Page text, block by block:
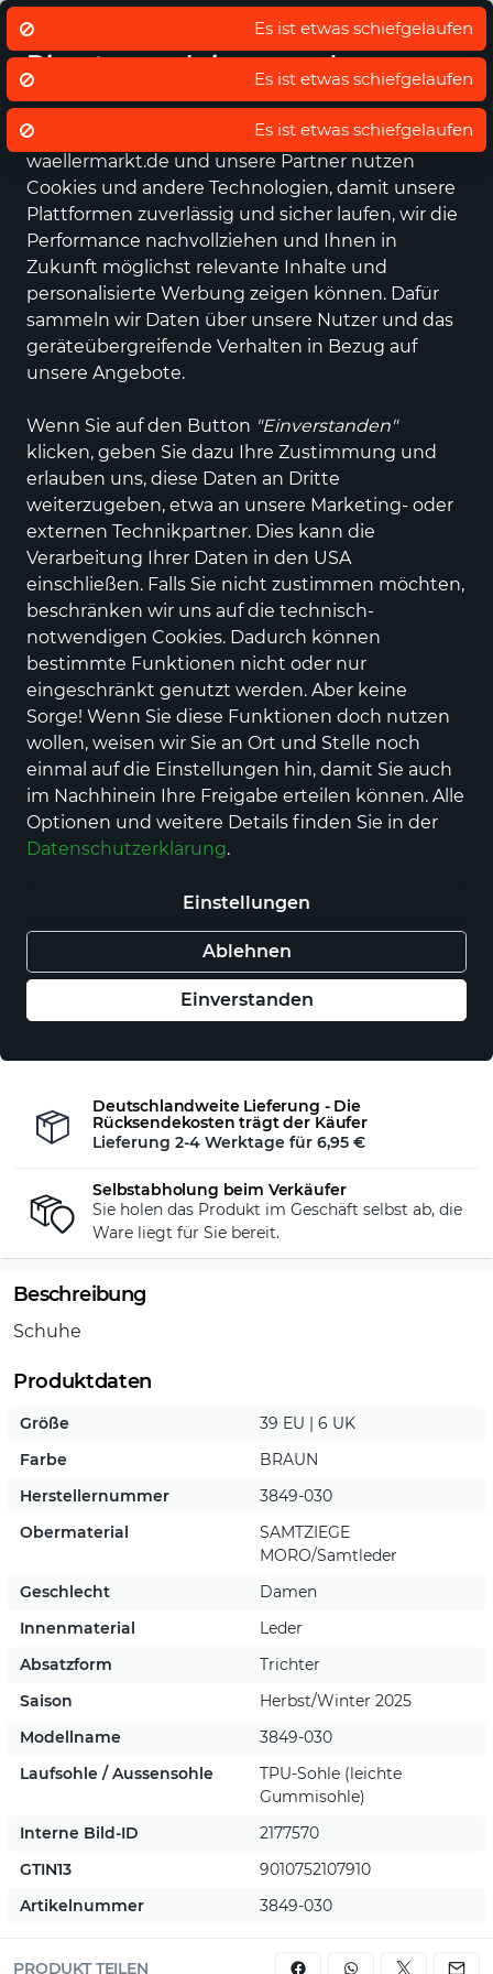
Wir nutzen Cookies um unsere
Dienste zu erbringen und zu
verbessern.
Datenschutz - Sie entscheiden!
waellermarkt.de und unsere Partner nutzen
Cookies und andere Technologien, damit unsere
Plattformen zuverlässig und sicher laufen, wir die
Performance nachvollziehen und Ihnen in
Zukunft möglichst relevante Inhalte und
personalisierte Werbung zeigen können. Dafür
sammeln wir Daten über unsere Nutzer und das
geräteübergreifende Verhalten in Bezug auf
unsere Angebote.
Wenn Sie auf den Button "Einverstanden"
klicken, geben Sie dazu Ihre Zustimmung und
erlauben uns, diese Daten an Dritte
weiterzugeben, etwa an unsere Marketing- oder
externen Technikpartner. Dies kann die
Verarbeitung Ihrer Daten in den USA
einschließen. Falls Sie nicht zustimmen möchten,
beschränken wir uns auf die technisch-
notwendigen Cookies. Dadurch können
bestimmte Funktionen nicht oder nur
eingeschränkt genutzt werden. Aber keine
Sorge! Wenn Sie diese Funktionen doch nutzen
wollen, weisen wir Sie an Ort und Stelle noch
einmal auf die Einstellungen hin, damit Sie auch
im Nachhinein Ihre Freigabe erteilen können. Alle
Optionen und weitere Details finden Sie in der
Datenschutzerklärung.
Einstellungen
Ablehnen
Einverstanden
Alle Kategorien Neuheiten Angebote Sportartikel
Paul Green
0079-3849-030
Preis
144,90 € inkl. MwSt.,zzgl. Versandkosten
Farbe
Auswahl aufheben
Nur noch weniger als 3 Artikel im Geschäft
In den Warenkorb
Auf Lager - sofort versandfertig!
Möchten Sie das Produkt reservieren?
Deutschlandweite Lieferung - Die
Rücksendekosten trägt der Käufer
Lieferung 2-4 Werktage für 6,95 €
Selbstabholung beim Verkäufer
Sie holen das Produkt im Geschäft selbst ab, die
Ware liegt für Sie bereit.
Beschreibung
Schuhe
Produktdaten
Größe
39 EU | 6 UK
Farbe
BRAUN
Herstellernummer
3849-030
Obermaterial
SAMTZIEGE
MORO/Samtleder
Geschlecht
Damen
Innenmaterial
Leder
Absatzform
Trichter
Saison
Herbst/Winter 2025
Modellname
3849-030
Laufsohle / Aussensohle
TPU-Sohle (leichte
Gummisohle)
Interne Bild-ID
2177570
GTIN13
9010752107910
Artikelnummer
3849-030
PRODUKT TEILEN